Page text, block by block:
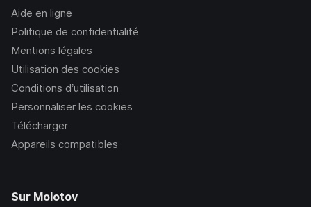
Aide en ligne
Politique de confidentialité
Mentions légales
Utilisation des cookies
Conditions d’utilisation
Personnaliser les cookies
Télécharger
Appareils compatibles
Sur Molotov